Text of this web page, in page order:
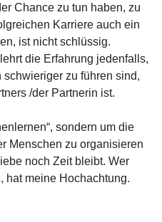
Chance zu tun haben, zu
Karriere auch ein
ist nicht schlüssig.
die Erfahrung jedenfalls,
zu führen sind,
/der Partnerin ist.
sondern um die
Menschen zu organisieren
noch Zeit bleibt. Wer
hat meine Hochachtung.